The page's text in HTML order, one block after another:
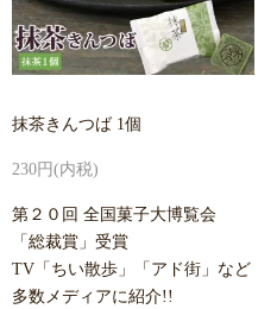
抹茶きんつば 1個
230円(内税)
第２０回 全国菓子大博覧会
「総裁賞」受賞
TV「ちい散歩」「アド街」など
多数メディアに紹介!!